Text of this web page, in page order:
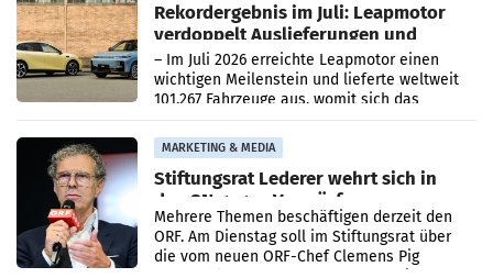
Rekordergebnis im Juli: Leapmotor
verdoppelt Auslieferungen und
überschreitet die 100.000er-Marke
– Im Juli 2026 erreichte Leapmotor einen
wichtigen Meilenstein und lieferte weltweit
101.267 Fahrzeuge aus, womit sich das
Ergebnis gegenüber Juli 2025 mehr als
verdoppelte (+102
MARKETING & MEDIA
Stiftungsrat Lederer wehrt sich in
den SN gegen Vorwürfe
Mehrere Themen beschäftigen derzeit den
ORF. Am Dienstag soll im Stiftungsrat über
die vom neuen ORF-Chef Clemens Pig